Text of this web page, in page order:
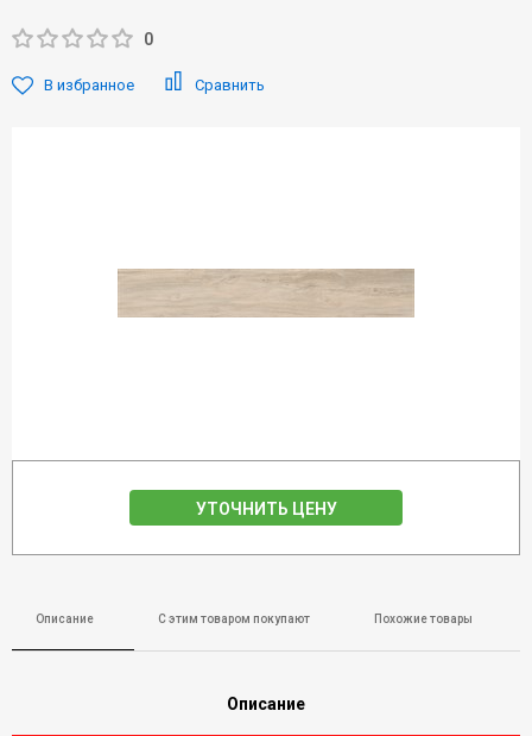
0
В избранное Сравнить
УТОЧНИТЬ ЦЕНУ
Описание С этим товаром покупают Похожие товары
Описание